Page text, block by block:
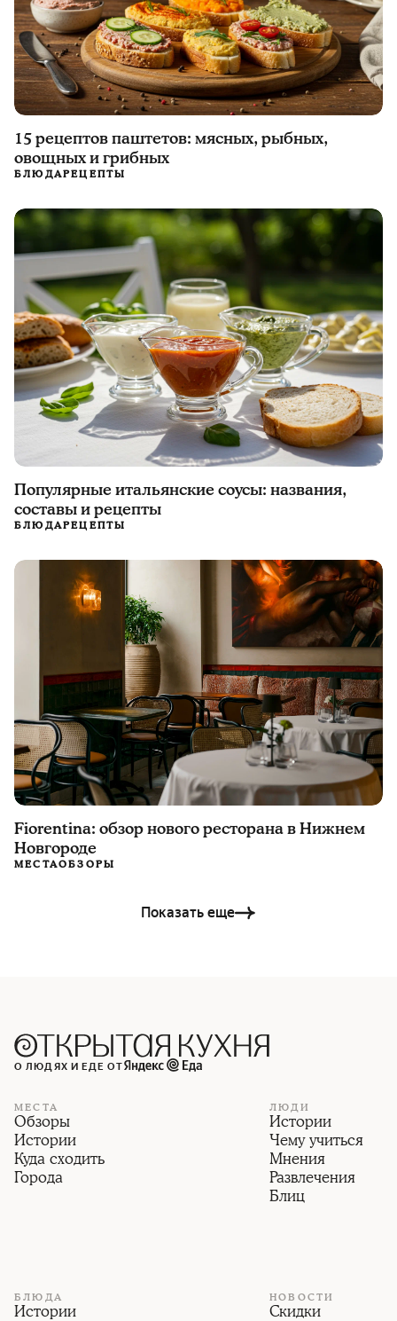
15 рецептов паштетов: мясных, рыбных,
овощных и грибных
БЛЮДАРЕЦЕПТЫ
Популярные итальянские соусы: названия,
составы и рецепты
БЛЮДАРЕЦЕПТЫ
Fiorentina: обзор нового ресторана в Нижнем
Новгороде
МЕСТАОБЗОРЫ
Показать еще
О ЛЮДЯХ И ЕДЕ ОТ
МЕСТА
Обзоры
Истории
Куда сходить
Города
ЛЮДИ
Истории
Чему учиться
Мнения
Развлечения
Блиц
БЛЮДА
Истории
НОВОСТИ
Скидки